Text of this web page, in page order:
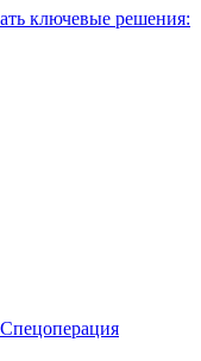
ключевые решения:
Спецоперация